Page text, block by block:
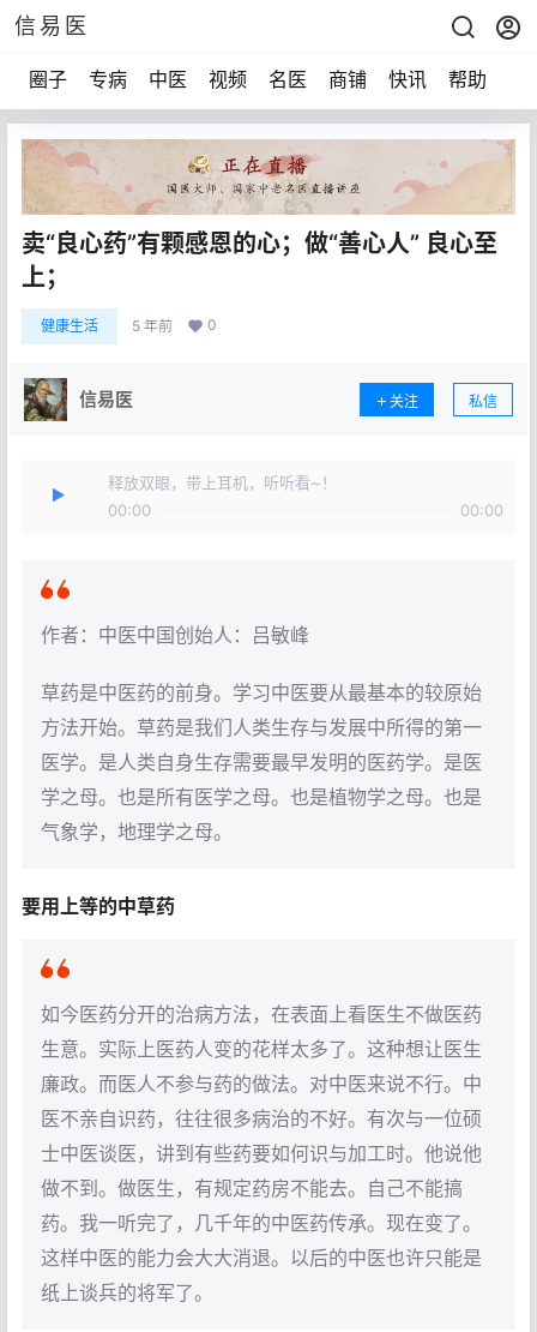
信易医
圈子 专病 中医 视频 名医 商铺 快讯 帮助
卖“良心药”有颗感恩的心；做“善心人” 良心至
上；
健康生活 5 年前 0
信易医 关注 私信
释放双眼，带上耳机，听听看~！
00:00
00:00
作者：中医中国创始人：吕敏峰
草药是中医药的前身。学习中医要从最基本的较原始
方法开始。草药是我们人类生存与发展中所得的第一
医学。是人类自身生存需要最早发明的医药学。是医
学之母。也是所有医学之母。也是植物学之母。也是
气象学，地理学之母。
要用上等的中草药
如今医药分开的治病方法，在表面上看医生不做医药
生意。实际上医药人变的花样太多了。这种想让医生
廉政。而医人不参与药的做法。对中医来说不行。中
医不亲自识药，往往很多病治的不好。有次与一位硕
士中医谈医，讲到有些药要如何识与加工时。他说他
做不到。做医生，有规定药房不能去。自己不能搞
药。我一听完了，几千年的中医药传承。现在变了。
这样中医的能力会大大消退。以后的中医也许只能是
纸上谈兵的将军了。